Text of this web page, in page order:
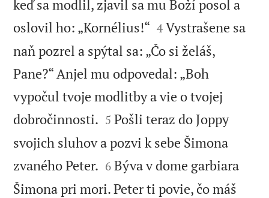
keď sa modlil, zjavil sa mu Boží posol a
oslovil ho: „Kornélius!“ 

4 Vystrašene sa
naň pozrel a spýtal sa: „Čo si želáš,
Pane?“ Anjel mu odpovedal: „Boh
vypočul tvoje modlitby a vie o tvojej
dobročinnosti. 

5 Pošli teraz do Joppy
svojich sluhov a pozvi k sebe Šimona
zvaného Peter. 

6 Býva v dome garbiara
Šimona pri mori. Peter ti povie, čo máš